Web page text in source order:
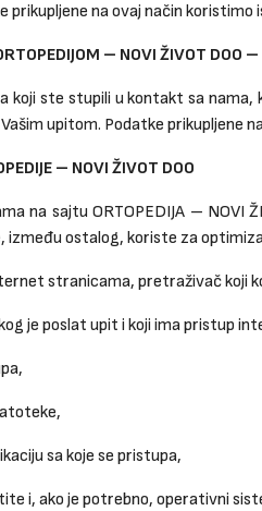
prikupljene na ovaj način
– NOVI ŽIVOT
koji ste stupili u kontakt sa
upitom. Podatke prikupljene
– NOVI ŽIVOT DOO
na sajtu ORTOPEDIJA – NOVI
između ostalog, koriste za
stranicama, pretraživač koji
je poslat upit i koji ima pristup
sa koje se pristupa,
i, ako je potrebno, operativni